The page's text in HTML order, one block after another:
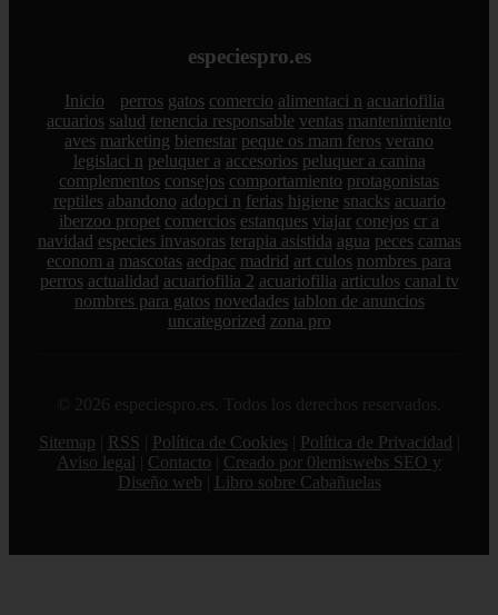
especiespro.es
Inicio perros gatos comercio alimentaci n acuariofilia
acuarios salud tenencia responsable ventas mantenimiento
aves marketing bienestar peque os mam feros verano
legislaci n peluquer a accesorios peluquer a canina
complementos consejos comportamiento protagonistas
reptiles abandono adopci n ferias higiene snacks acuario
iberzoo propet comercios estanques viajar conejos cr a
navidad especies invasoras terapia asistida agua peces camas
econom a mascotas aedpac madrid art culos nombres para
perros actualidad acuariofilia 2 acuariofilia articulos canal tv
nombres para gatos novedades tablon de anuncios
uncategorized zona pro
© 2026 especiespro.es. Todos los derechos reservados.
Sitemap
RSS Política de Cookies Política de Privacidad
Aviso legal
Contacto
Creado por 0lemiswebs SEO y
Diseño web
Libro sobre Cabañuelas